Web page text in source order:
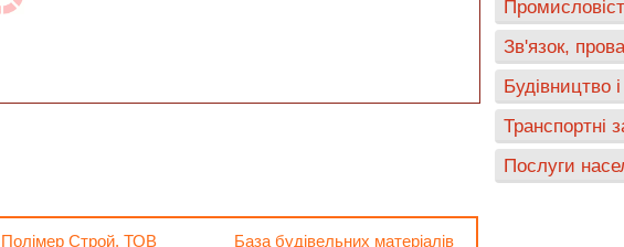
Полімер Строй, ТОВ
База будівельних матеріалів
Зв'язок,
Будівництво
Транспортні
Послуги